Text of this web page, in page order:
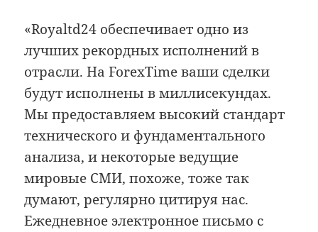
«Royaltd24 обеспечивает одно из
лучших рекордных исполнений в
отрасли. На ForexTime ваши сделки
будут исполнены в миллисекундах.
Мы предоставляем высокий стандарт
технического и фундаментального
анализа, и некоторые ведущие
мировые СМИ, похоже, тоже так
думают, регулярно цитируя нас.
Ежедневное электронное письмо с